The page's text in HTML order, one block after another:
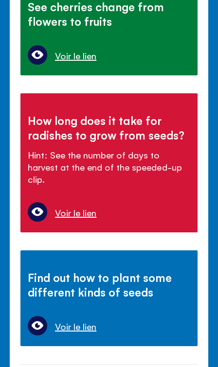
See cherries change from
flowers to fruits
Voir le lien
How long does it take for
radishes to grow from seeds?
Hint: See the number of days to
harvest at the end of the speeded-up
clip.
Voir le lien
Find out how to plant some
different kinds of seeds
Voir le lien